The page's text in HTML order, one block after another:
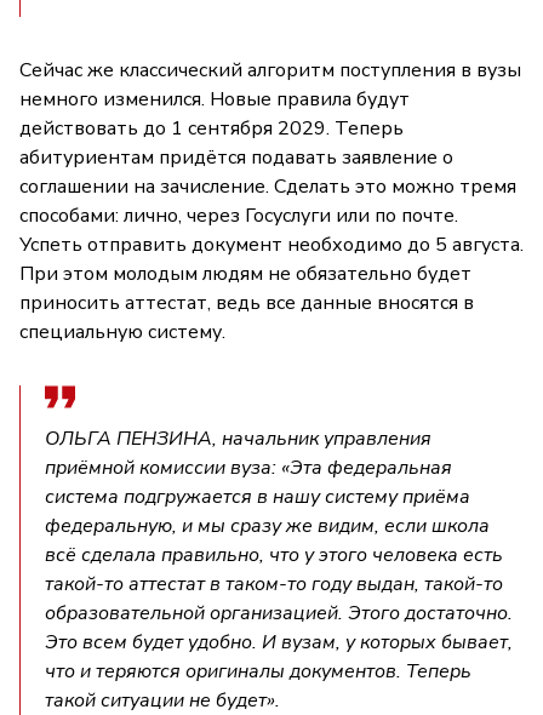
Сейчас же классический алгоритм поступления в вузы
немного изменился. Новые правила будут
действовать до 1 сентября 2029. Теперь
абитуриентам придётся подавать заявление о
соглашении на зачисление. Сделать это можно тремя
способами: лично, через Госуслуги или по почте.
Успеть отправить документ необходимо до 5 августа.
При этом молодым людям не обязательно будет
приносить аттестат, ведь все данные вносятся в
специальную систему.
ОЛЬГА ПЕНЗИНА, начальник управления
приёмной комиссии вуза: «Эта федеральная
система подгружается в нашу систему приёма
федеральную, и мы сразу же видим, если школа
всё сделала правильно, что у этого человека есть
такой-то аттестат в таком-то году выдан, такой-то
образовательной организацией. Этого достаточно.
Это всем будет удобно. И вузам, у которых бывает,
что и теряются оригиналы документов. Теперь
такой ситуации не будет».